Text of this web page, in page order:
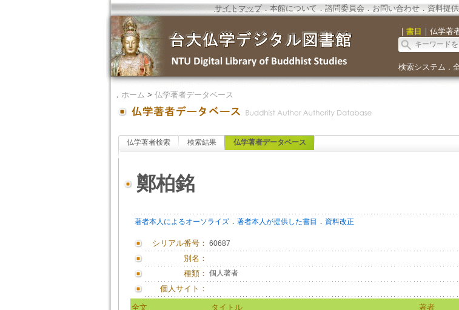
サイトマップ．本館について．諮問委員会． お問い合わせ． 資料提供
｜ 書目 ｜ 仏学著
検索システム ．
． ホーム > 仏学著者データベース
仏学著者検索 検索結果 仏学著者データベース
鄭柏銘
著者本人によるオーソライズ． 著者本人が提供した書目 ． 資料改正
シリアル番号： 60687
別名：
種類： 個人著者
個人サイト：
全文 タイトル 著者